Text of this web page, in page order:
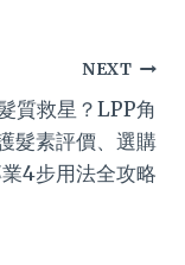
NEXT
質救星？LPP角
髮素評價、選購
4步用法全攻略